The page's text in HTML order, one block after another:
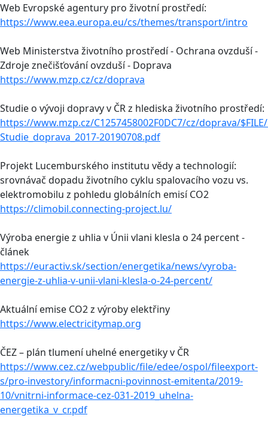
Web Evropské agentury pro životní prostředí:
https://www.eea.europa.eu/cs/themes/transport/intro
Web Ministerstva životního prostředí - Ochrana ovzduší -
Zdroje znečišťování ovzduší - Doprava
https://www.mzp.cz/cz/doprava
Studie o vývoji dopravy v ČR z hlediska životního prostředí:
https://www.mzp.cz/C1257458002F0DC7/cz/doprava/
Studie_doprava_2017-20190708.pdf
Projekt Lucemburského institutu vědy a technologií:
srovnávač dopadu životního cyklu spalovacího vozu vs.
elektromobilu z pohledu globálních emisí CO2
https://climobil.connecting-project.lu/
Výroba energie z uhlia v Únii vlani klesla o 24 percent -
článek
https://euractiv.sk/section/energetika/news/vyroba-
energie-z-uhlia-v-unii-vlani-klesla-o-24-percent/
Aktuální emise CO2 z výroby elektřiny
https://www.electricitymap.org
ČEZ – plán tlumení uhelné energetiky v ČR
https://www.cez.cz/webpublic/file/edee/ospol/fileexport-
s/pro-investory/informacni-povinnost-emitenta/2019-
10/vnitrni-informace-cez-031-2019_uhelna-
energetika_v_cr.pdf